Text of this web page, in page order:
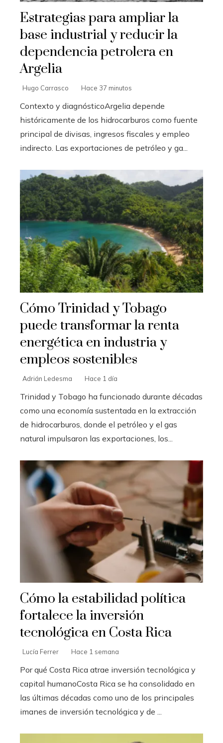
Estrategias para ampliar la
base industrial y reducir la
dependencia petrolera en
Argelia
Hugo Carrasco Hace 37 minutos
Contexto y diagnósticoArgelia depende
históricamente de los hidrocarburos como fuente
principal de divisas, ingresos fiscales y empleo
indirecto. Las exportaciones de petróleo y ga...
Cómo Trinidad y Tobago
puede transformar la renta
energética en industria y
empleos sostenibles
Adrián Ledesma Hace 1 día
Trinidad y Tobago ha funcionado durante décadas
como una economía sustentada en la extracción
de hidrocarburos, donde el petróleo y el gas
natural impulsaron las exportaciones, los...
Cómo la estabilidad política
fortalece la inversión
tecnológica en Costa Rica
Lucía Ferrer Hace 1 semana
Por qué Costa Rica atrae inversión tecnológica y
capital humanoCosta Rica se ha consolidado en
las últimas décadas como uno de los principales
imanes de inversión tecnológica y de ...